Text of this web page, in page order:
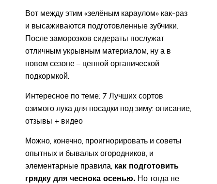
Вот между этим «зелёным караулом» как-раз
и высаживаются подготовленные зубчики.
После заморозков сидераты послужат
отличным укрывным материалом, ну а в
новом сезоне – ценной органической
подкормкой.
Интересное по теме: 7 Лучших сортов
озимого лука для посадки под зиму: описание,
отзывы + видео
Можно, конечно, проигнорировать и советы
опытных и бывалых огородников, и
элементарные правила, как подготовить
грядку для чеснока осенью. Но тогда не